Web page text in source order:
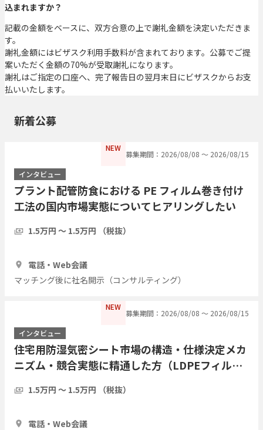
込まれますか？
記載の金額をベースに、双方合意の上で謝礼金額を決定いただきま
す。
謝礼金額にはビザスク利用手数料が含まれております。公募でご提
案いただく金額の70%が受取謝礼になります。
謝礼はご指定の口座へ、完了報告日の翌月末日にビザスクからお支
払いいたします。
新着公募
NEW
募集期間：2026/08/08 〜 2026/08/15
インタビュー
プラント配管防食における PE フィルム巻き付け
工法の国内市場実態についてヒアリングしたい
1.5万円 〜 1.5万円 （税抜）
電話・Web会議
マッチング後に社名開示（コンサルティング）
NEW
募集期間：2026/08/08 〜 2026/08/15
インタビュー
住宅用防湿気密シート市場の構造・仕様決定メカ
ニズム・競合実態に精通した方（LDPEフィル
グしたい
1.5万円 〜 1.5万円 （税抜）
電話・Web会議